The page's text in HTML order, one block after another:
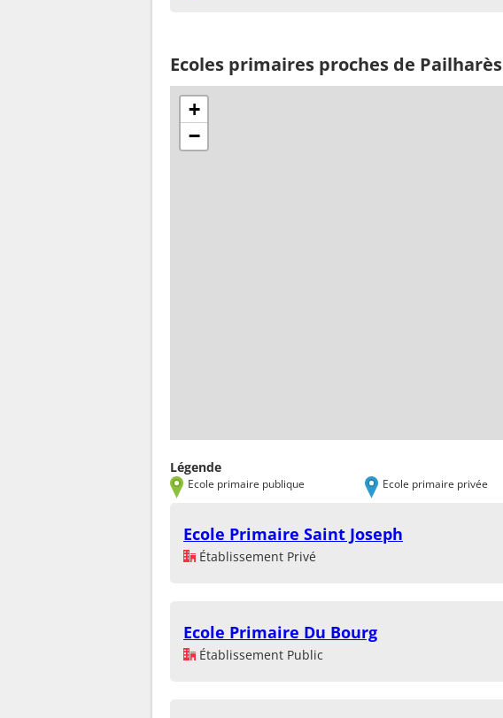
Ecoles primaires proches de Pailharès
+
−
Légende
Ecole primaire publique Ecole primaire privée
Ecole Primaire Saint Joseph
Établissement Privé
Ecole Primaire Du Bourg
Établissement Public